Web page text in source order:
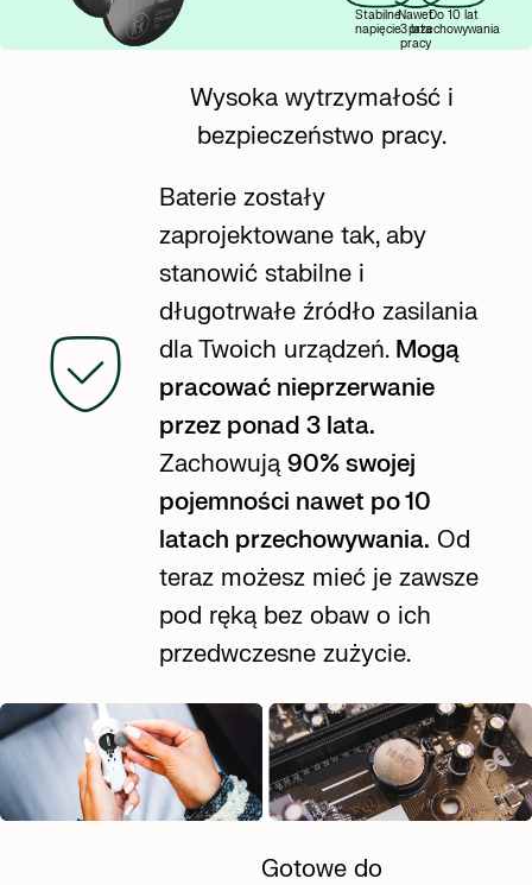
Stabilne
napięcie
Nawet
3 lata
pracy
Do 10 lat
przechowywania
Wysoka wytrzymałość i
bezpieczeństwo pracy.
Baterie zostały
zaprojektowane tak, aby
stanowić stabilne i
długotrwałe źródło zasilania
dla Twoich urządzeń. Mogą
pracować nieprzerwanie
przez ponad 3 lata.
Zachowują 90% swojej
pojemności nawet po 10
latach przechowywania. Od
teraz możesz mieć je zawsze
pod ręką bez obaw o ich
przedwczesne zużycie.
Gotowe do